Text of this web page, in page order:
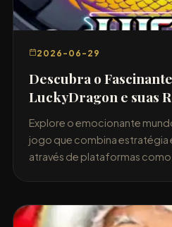
2026-06-29
Descubra o
LuckyDragon e suas
Explore o emocionante
jogo que combina estratégia
através de plataformas